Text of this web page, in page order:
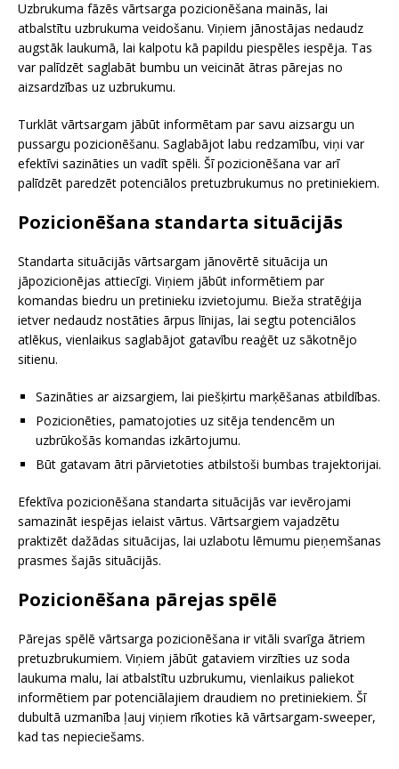
Uzbrukuma fāzēs vārtsarga pozicionēšana mainās, lai
atbalstītu uzbrukuma veidošanu. Viņiem jānostājas nedaudz
augstāk laukumā, lai kalpotu kā papildu piespēles iespēja. Tas
var palīdzēt saglabāt bumbu un veicināt ātras pārejas no
aizsardzības uz uzbrukumu.
Turklāt vārtsargam jābūt informētam par savu aizsargu un
pussargu pozicionēšanu. Saglabājot labu redzamību, viņi var
efektīvi sazināties un vadīt spēli. Šī pozicionēšana var arī
palīdzēt paredzēt potenciālos pretuzbrukumus no pretiniekiem.
Pozicionēšana standarta situācijās
Standarta situācijās vārtsargam jānovērtē situācija un
jāpozicionējas attiecīgi. Viņiem jābūt informētiem par
komandas biedru un pretinieku izvietojumu. Bieža stratēģija
ietver nedaudz nostāties ārpus līnijas, lai segtu potenciālos
atlēkus, vienlaikus saglabājot gatavību reaģēt uz sākotnējo
sitienu.
Sazināties ar aizsargiem, lai piešķirtu marķēšanas atbildības.
Pozicionēties, pamatojoties uz sitēja tendencēm un
uzbrūkošās komandas izkārtojumu.
Būt gatavam ātri pārvietoties atbilstoši bumbas trajektorijai.
Efektīva pozicionēšana standarta situācijās var ievērojami
samazināt iespējas ielaist vārtus. Vārtsargiem vajadzētu
praktizēt dažādas situācijas, lai uzlabotu lēmumu pieņemšanas
prasmes šajās situācijās.
Pozicionēšana pārejas spēlē
Pārejas spēlē vārtsarga pozicionēšana ir vitāli svarīga ātriem
pretuzbrukumiem. Viņiem jābūt gataviem virzīties uz soda
laukuma malu, lai atbalstītu uzbrukumu, vienlaikus paliekot
informētiem par potenciālajiem draudiem no pretiniekiem. Šī
dubultā uzmanība ļauj viņiem rīkoties kā vārtsargam-sweeper,
kad tas nepieciešams.